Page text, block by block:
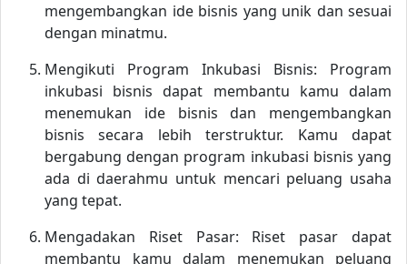
mengembangkan ide bisnis yang unik dan sesuai
dengan minatmu.
Mengikuti Program Inkubasi Bisnis: Program
inkubasi bisnis dapat membantu kamu dalam
menemukan ide bisnis dan mengembangkan
bisnis secara lebih terstruktur. Kamu dapat
bergabung dengan program inkubasi bisnis yang
ada di daerahmu untuk mencari peluang usaha
yang tepat.
Mengadakan Riset Pasar: Riset pasar dapat
membantu kamu dalam menemukan peluang